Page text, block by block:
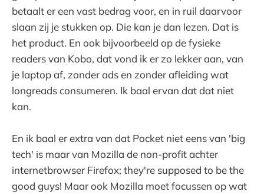
betaalt er een vast bedrag voor, en in ruil daarvoor
slaan zij je stukken op. Die kan je dan lezen. Dat is
het product. En ook bijvoorbeeld op de fysieke
readers van Kobo, dat vond ik er zo lekker aan, van
je laptop af, zonder ads en zonder afleiding wat
longreads consumeren. Ik baal ervan dat dat niet
kan.
En ik baal er extra van dat Pocket niet eens van 'big
tech' is maar van Mozilla de non-profit achter
internetbrowser Firefox; they're supposed to be the
good guys! Maar ook Mozilla moet focussen op wat